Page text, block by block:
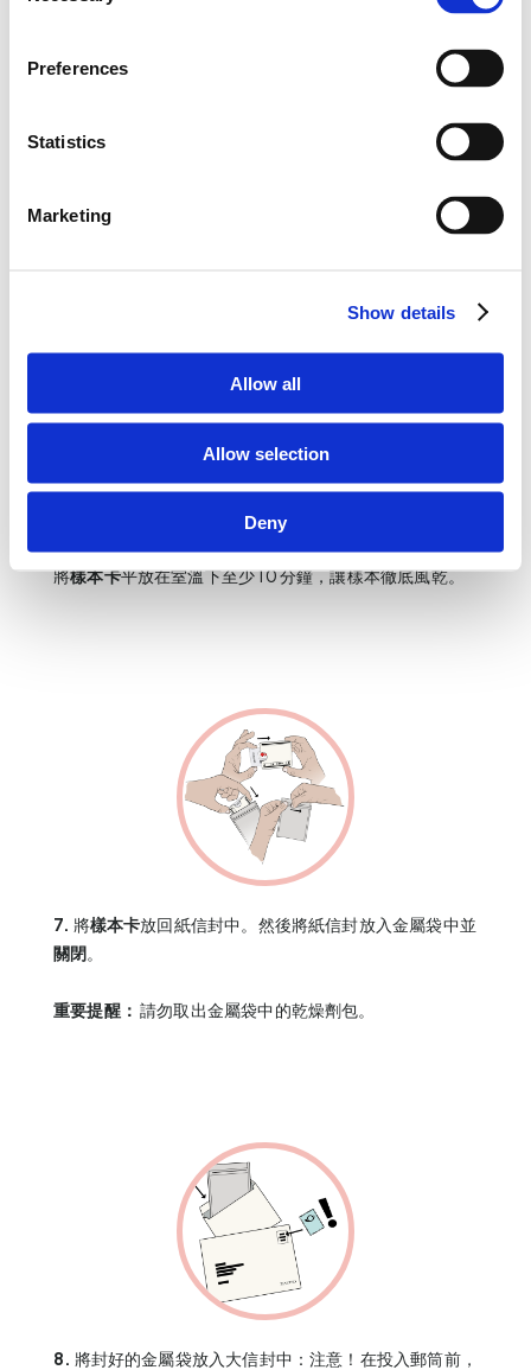
Preferences
Statistics
Marketing
Show details
Allow all
Allow selection
Deny
將血一次填入一個圓圈中。輕輕擠壓手指，等待一滴血
自行滴入圓圈內。如果一滴血不能蓋住整個圓圈，請立即
將樣本卡平放在室溫下至少 10 分鐘，讓樣本徹底風乾。
7. 將樣本卡放回紙信封中。然後將紙信封放入金屬袋中並
關閉。
重要提醒： 請勿取出金屬袋中的乾燥劑包。
8. 將封好的金屬袋放入大信封中：注意！在投入郵筒前，